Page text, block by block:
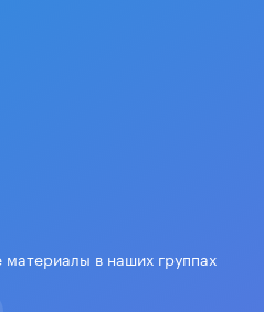
в наших группах